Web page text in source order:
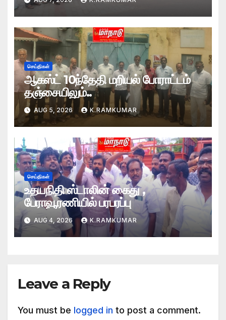
செய்திகள்
ஆகஸ்ட் 10ந்தேதி மறியல் போராட்டம்
தஞ்சையிலும்..
AUG 5, 2026 K.RAMKUMAR
செய்திகள்
உதயநிதி ஸ்டாலின் கைது ,
பேராவூரணியில் பரபரப்பு
AUG 4, 2026 K.RAMKUMAR
Leave a Reply
You must be logged in to post a comment.